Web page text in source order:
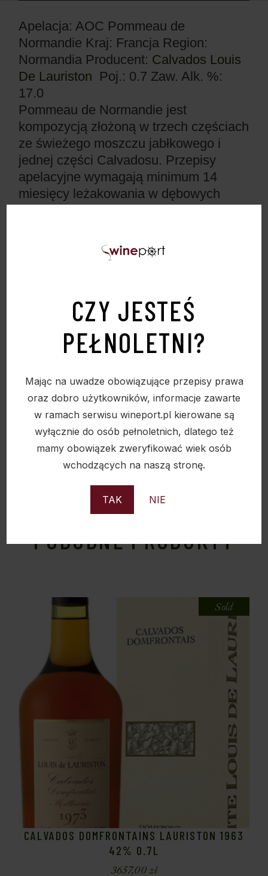
CZY JESTEŚ
PEŁNOLETNI?
Mając na uwadze obowiązujące przepisy prawa
oraz dobro użytkowników, informacje zawarte
w ramach serwisu wineport.pl kierowane są
wyłącznie do osób pełnoletnich, dlatego też
mamy obowiązek zweryfikować wiek osób
wchodzących na naszą stronę.
TAK NIE
Apelacja: AOC Pommeau de
Normandie Kraj: Francja Region:
Normandia Producent: Calvados Louis
De Lauriston Poj.: 0.7 Zaw. Alk. %:
17.0
Pommeau de Normandie jest
kompozycją złożoną w trzech częściach
ze świeżego moszczu jabłkowego i
jednej części Calvadosu. Przepisy
apelacyjne wymagają minimum 14
miesięcy leżakowania w dębowych
w dębinie od 3 do 4 lat aby uzyskać
lepszy balans i równowagę przy swojej
ma także dobór użytych do produkcji
najlepszych jabłek aby uzyskać idealny,
ciężki smak.
PODOBNE PRODUKTY
Sold
CALVADOS DOMFRONTAINS LAURISTON 1963
42% 0.7L
3657,00zł